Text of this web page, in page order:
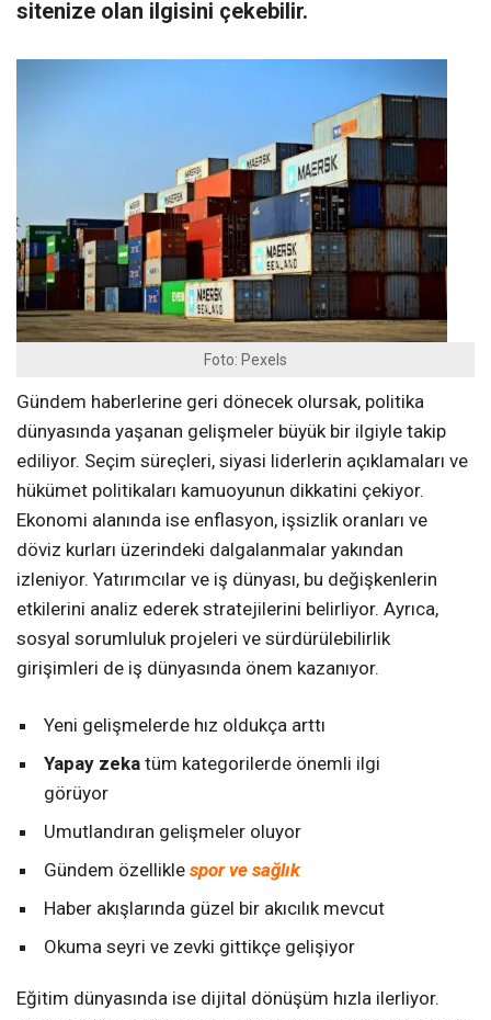
sitenize olan ilgisini çekebilir.
Foto: Pexels
Gündem haberlerine geri dönecek olursak, politika
dünyasında yaşanan gelişmeler büyük bir ilgiyle takip
ediliyor. Seçim süreçleri, siyasi liderlerin açıklamaları ve
hükümet politikaları kamuoyunun dikkatini çekiyor.
Ekonomi alanında ise enflasyon, işsizlik oranları ve
döviz kurları üzerindeki dalgalanmalar yakından
izleniyor. Yatırımcılar ve iş dünyası, bu değişkenlerin
etkilerini analiz ederek stratejilerini belirliyor. Ayrıca,
sosyal sorumluluk projeleri ve sürdürülebilirlik
girişimleri de iş dünyasında önem kazanıyor.
Yeni gelişmelerde hız oldukça arttı
Yapay zeka tüm kategorilerde önemli ilgi
görüyor
Umutlandıran gelişmeler oluyor
Gündem özellikle spor ve sağlık
Haber akışlarında güzel bir akıcılık mevcut
Okuma seyri ve zevki gittikçe gelişiyor
Eğitim dünyasında ise dijital dönüşüm hızla ilerliyor.